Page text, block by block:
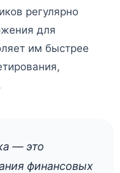
регулярно
для
им быстрее
— это
финансовых